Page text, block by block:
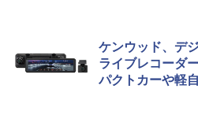
ケンウッド、デ
ライブレコーダ
パクトカーや軽